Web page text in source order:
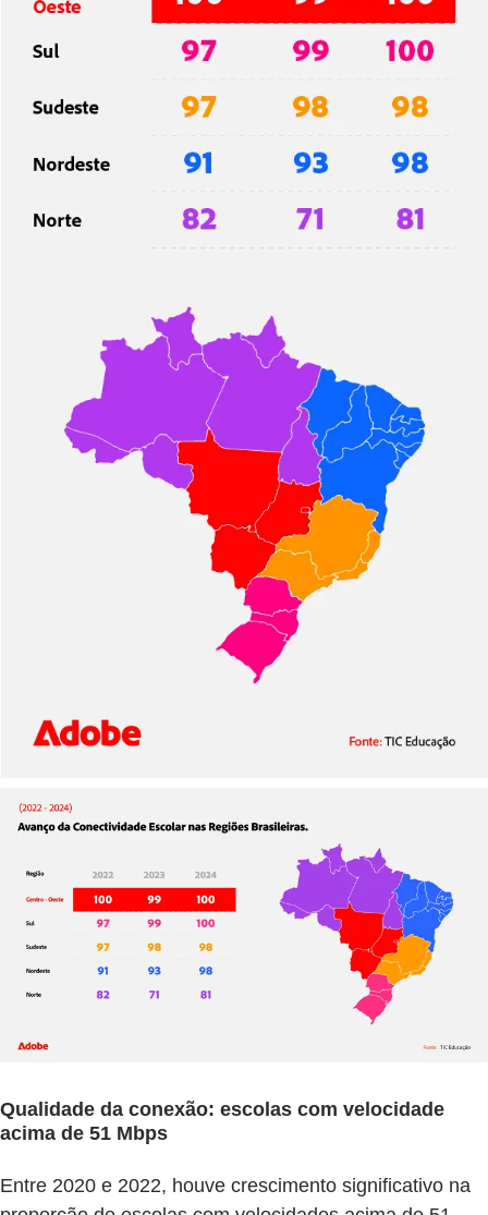
Qualidade da conexão: escolas com velocidade
acima de 51 Mbps
Entre 2020 e 2022, houve crescimento significativo na